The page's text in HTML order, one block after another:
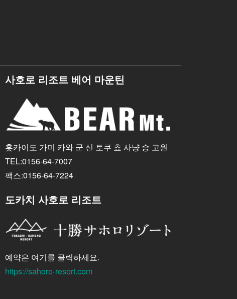
사호로 리조트 베어 마운틴
홋카이도 가미 카와 군 신 토쿠 쵸 사냥 승 고원
TEL:0156-64-7007
팩스:0156-64-7224
도카치 사호로 리조트
예약은 여기를 클릭하세요.
https://sahoro-resort.com